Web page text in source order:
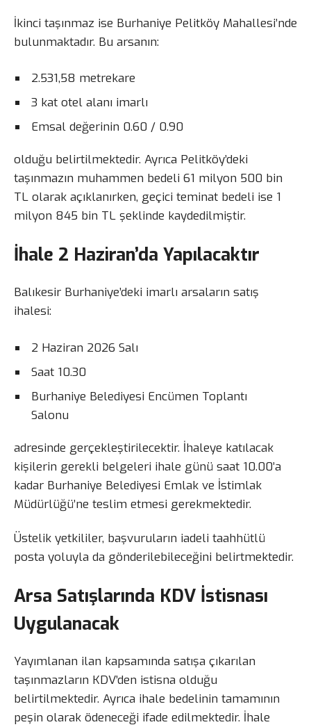
İkinci taşınmaz ise Burhaniye Pelitköy Mahallesi’nde
bulunmaktadır. Bu arsanın:
2.531,58 metrekare
3 kat otel alanı imarlı
Emsal değerinin 0.60 / 0.90
olduğu belirtilmektedir. Ayrıca Pelitköy’deki
taşınmazın muhammen bedeli 61 milyon 500 bin
TL olarak açıklanırken, geçici teminat bedeli ise 1
milyon 845 bin TL şeklinde kaydedilmiştir.
İhale 2 Haziran’da Yapılacaktır
Balıkesir Burhaniye’deki imarlı arsaların satış
ihalesi:
2 Haziran 2026 Salı
Saat 10.30
Burhaniye Belediyesi Encümen Toplantı
Salonu
adresinde gerçekleştirilecektir. İhaleye katılacak
kişilerin gerekli belgeleri ihale günü saat 10.00’a
kadar Burhaniye Belediyesi Emlak ve İstimlak
Müdürlüğü’ne teslim etmesi gerekmektedir.
Üstelik yetkililer, başvuruların iadeli taahhütlü
posta yoluyla da gönderilebileceğini belirtmektedir.
Arsa Satışlarında KDV İstisnası
Uygulanacak
Yayımlanan ilan kapsamında satışa çıkarılan
taşınmazların KDV’den istisna olduğu
belirtilmektedir. Ayrıca ihale bedelinin tamamının
peşin olarak ödeneceği ifade edilmektedir. İhale